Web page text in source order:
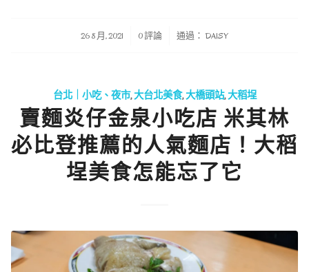
26 8 月, 2021
/ 0 評論 通過： DAISY
台北｜小吃、夜市,大台北美食,大橋頭站,大稻埕
賣麵炎仔金泉小吃店 米其林
必比登推薦的人氣麵店！大稻
埕美食怎能忘了它